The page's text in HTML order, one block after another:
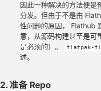
因此一种解决的方法便是
分发。但由于不是由
性问题的原因， Flathub
意，从源码构建甚至是可
是必须的）。
flatpak-
述。
2. 准备 Repo